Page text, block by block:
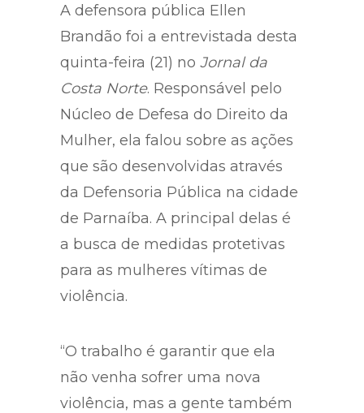
A defensora pública Ellen
Brandão foi a entrevistada desta
quinta-feira (21) no Jornal da
Costa Norte. Responsável pelo
Núcleo de Defesa do Direito da
Mulher, ela falou sobre as ações
que são desenvolvidas através
da Defensoria Pública na cidade
de Parnaíba. A principal delas é
a busca de medidas protetivas
para as mulheres vítimas de
violência.
“O trabalho é garantir que ela
não venha sofrer uma nova
violência, mas a gente também